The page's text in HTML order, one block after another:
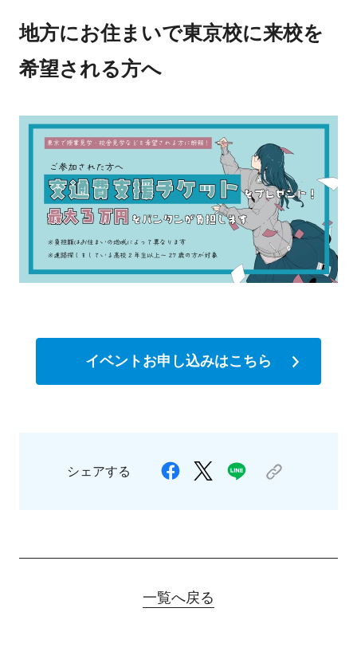
地方にお住まいで東京校に来校を
希望される方へ
イベントお申し込みはこちら
シェアする
一覧へ戻る